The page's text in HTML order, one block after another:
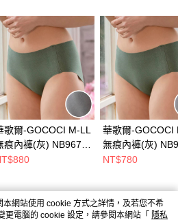
歌爾-GOCOCI M-LL
痕內褲(灰) NB9675
配內褲-NS9375GY
華歌爾-GOCOCI
無痕內褲(灰)
搭配內褲-
NT$780
網站使用 cookie 方式之詳情，及若您不希
更電腦的 cookie 設定，請參閱本網站「 隱私